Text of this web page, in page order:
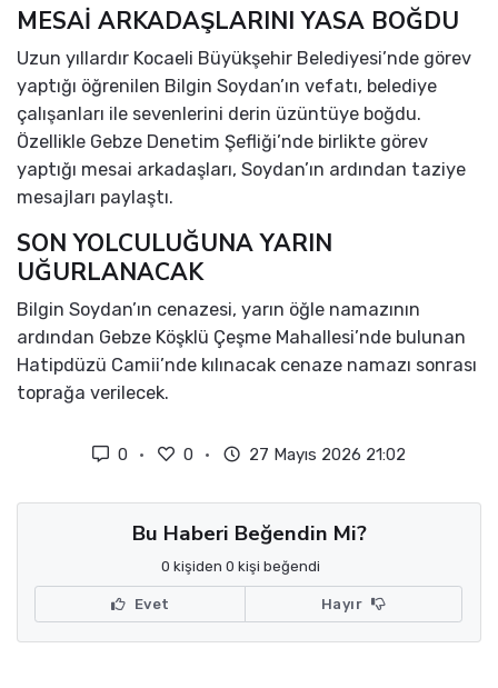
MESAİ ARKADAŞLARINI YASA BOĞDU
Uzun yıllardır Kocaeli Büyükşehir Belediyesi’nde görev
yaptığı öğrenilen Bilgin Soydan’ın vefatı, belediye
çalışanları ile sevenlerini derin üzüntüye boğdu.
Özellikle Gebze Denetim Şefliği’nde birlikte görev
yaptığı mesai arkadaşları, Soydan’ın ardından taziye
mesajları paylaştı.
SON YOLCULUĞUNA YARIN
UĞURLANACAK
Bilgin Soydan’ın cenazesi, yarın öğle namazının
ardından Gebze Köşklü Çeşme Mahallesi’nde bulunan
Hatipdüzü Camii’nde kılınacak cenaze namazı sonrası
toprağa verilecek.
0 0 27 Mayıs 2026 21:02
Bu Haberi Beğendin Mi?
0 kişiden 0 kişi beğendi
Evet Hayır